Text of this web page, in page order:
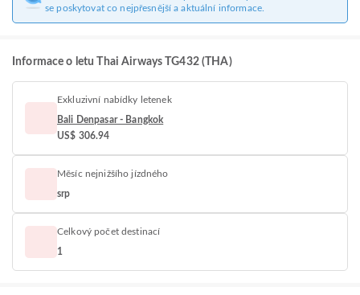
se poskytovat co nejpřesnější a aktuální informace.
Informace o letu Thai Airways TG432 (THA)
Exkluzivní nabídky letenek
Bali Denpasar - Bangkok
US$ 306.94
Měsíc nejnižšího jízdného
srp
Celkový počet destinací
1